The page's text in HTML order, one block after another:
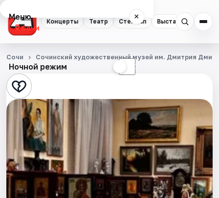
Концерты Театр Стендап Выставки
Меню ×
Сочи
Концерты
Театр
Стендап
Выставки
Квесты
Экскурсии
Спорт
Ночной режим ☾
Сочи Сочинский художественный музей им. Дмитрия